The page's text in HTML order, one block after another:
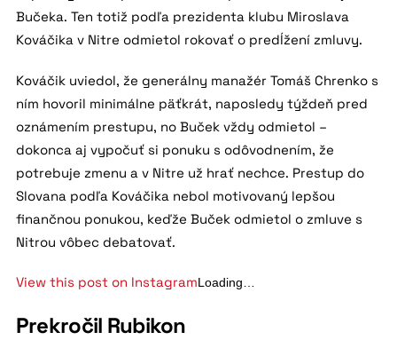
Bučeka. Ten totiž podľa prezidenta klubu Miroslava
Kováčika v Nitre odmietol rokovať o predĺžení zmluvy.
Kováčik uviedol, že generálny manažér Tomáš Chrenko s
ním hovoril minimálne päťkrát, naposledy týždeň pred
oznámením prestupu, no Buček vždy odmietol –
dokonca aj vypočuť si ponuku s odôvodnením, že
potrebuje zmenu a v Nitre už hrať nechce. Prestup do
Slovana podľa Kováčika nebol motivovaný lepšou
finančnou ponukou, keďže Buček odmietol o zmluve s
Nitrou vôbec debatovať.
View this post on InstagramLoading…
Prekročil Rubikon